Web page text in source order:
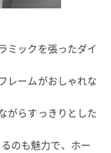
ミックを張ったダイ
レームがおしゃれな
がらすっきりとした
のも魅力で、ホー